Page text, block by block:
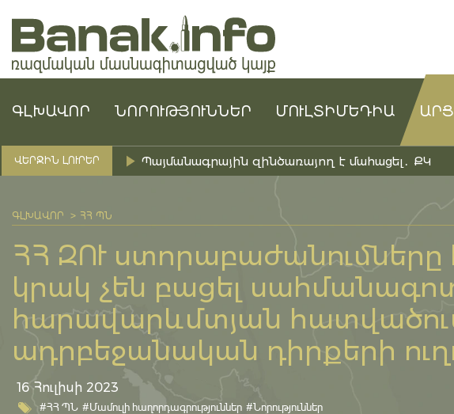
ԳԼԽԱՎՈՐ ՆՈՐՈՒԹՅՈՒՆՆԵՐ ՄՈՒԼՏԻՄԵԴԻԱ
ՎԵՐՋԻՆ ԼՈՒՐԵՐ Պայմանագրային զինծառայող է մահացել․ ՔԿ
ԳԼԽԱՎՈՐ ՀՀ ՊՆ
ՀՀ ԶՈՒ ստորաբաժանումները
կրակ չեն բացել
հարավարևմտյան
ադրբեջանական դիրքերի
16 Հուլիսի 2023
#ՀՀ ՊՆ #Մամուլի հաղորդագրություններ #Նորություններ